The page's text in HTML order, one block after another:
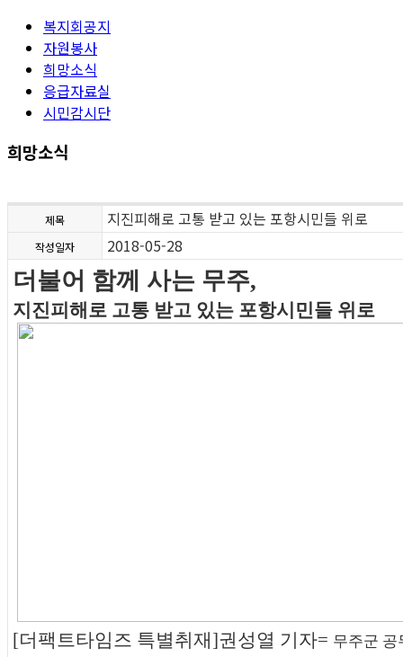
복지회공지
자원봉사
희망소식
응급자료실
시민감시단
희망소식
제목 지진피해로 고통 받고 있는 포항시민들 위로
작성일자 2018-05-28
더불어 함께 사는 무주,
지진피해로 고통 받고 있는 포항시민들 위로
[더팩트타임즈 특별취재]권성열 기자= 무주군 공